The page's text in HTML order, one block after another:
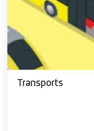
Transports